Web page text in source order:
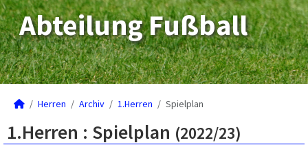
Abteilung Fußball
Herren Archiv 1.Herren Spielplan
1.Herren : Spielplan (2022/23)